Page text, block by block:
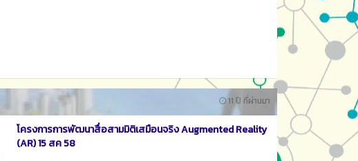
11 ปี ที่ผ่านมา
โครงการการพัฒนาสื่อสามมิติเสมือนจริง Augmented Reality
(AR) 15 สค 58